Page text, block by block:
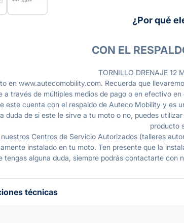
¿Por qué
CON EL
TORNILLO DRENAJE 12
en www.autecomobility.com. Recuerda que
a través de múltiples medios de pago o en efectivo
este cuenta con el respaldo de Auteco Mobility y es
duda de si este le sirve a tu moto o no, puedes
producto
Centros de Servicio Autorizados (talleres
instalado en tu moto. Ten presente que la
tengas alguna duda, siempre podrás contactarte
técnicas